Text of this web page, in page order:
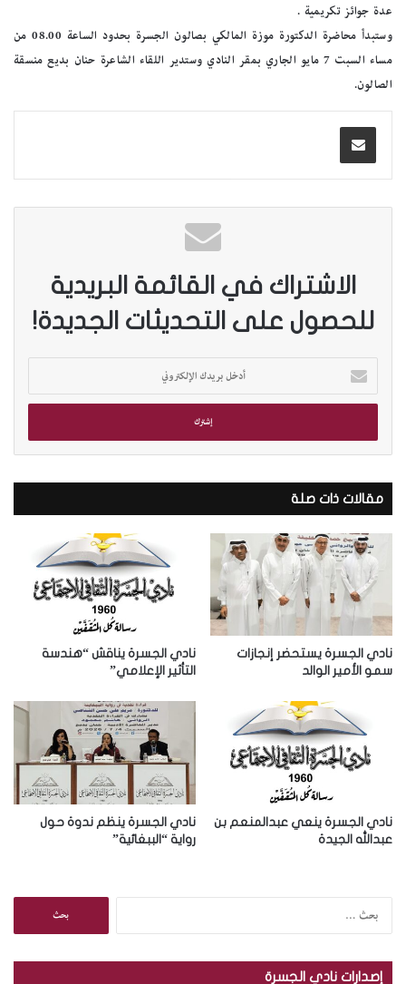
عدة جوائز تكريمية .
وستبدأ محاضرة الدكتورة موزة المالكي بصالون الجسرة بحدود الساعة 08.00 من
مساء السبت 7 مايو الجاري بمقر النادي وستدير اللقاء الشاعرة حنان بديع منسقة
الصالون.
الاشتراك في القائمة البريدية
للحصول على التحديثات الجديدة!
خ
ب
ي
د
ك
ا
ل
إ
ك
ت
ر
و
مقالات ذات صلة
نادي الجسرة يستحضر إنجازات
سمو الأمير الوالد
نادي الجسرة يناقش “هندسة
التأثير الإعلامي”
نادي الجسرة ينعي عبدالمنعم بن
عبدالله الجيدة
نادي الجسرة ينظم ندوة حول
رواية “الببغائية”
ح
إصدارات نادي الجسرة